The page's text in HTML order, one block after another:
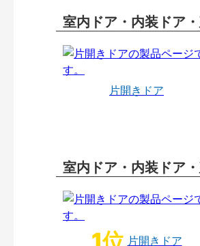
室内ドア・内装ドア
片開きドア
室内ドア・内装ドア
片開きドア